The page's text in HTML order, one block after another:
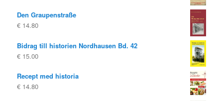
Den Graupenstraße
€ 14.80
Bidrag till historien Nordhausen Bd. 42
€ 15.00
Recept med historia
€ 14.80